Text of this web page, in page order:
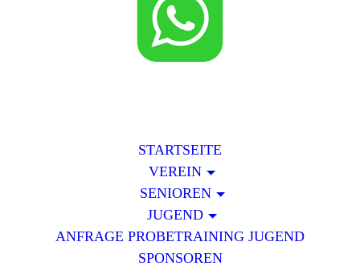
STARTSEITE
VEREIN
SENIOREN
JUGEND
ANFRAGE PROBETRAINING JUGEND
SPONSOREN